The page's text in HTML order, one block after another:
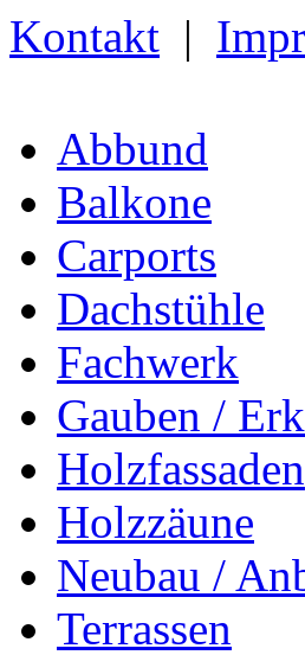
Kontakt |
Abbund
Balkone
Carports
Dachstühle
Fachwerk
Gauben /
Holzfassaden
Holzzäune
Neubau /
Terrassen